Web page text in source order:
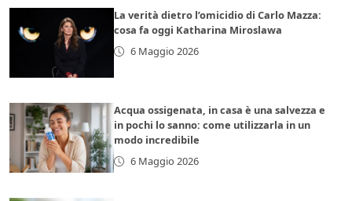
La verità dietro l’omicidio di Carlo Mazza:
cosa fa oggi Katharina Miroslawa
6 Maggio 2026
Acqua ossigenata, in casa è una salvezza e
in pochi lo sanno: come utilizzarla in un
modo incredibile
6 Maggio 2026